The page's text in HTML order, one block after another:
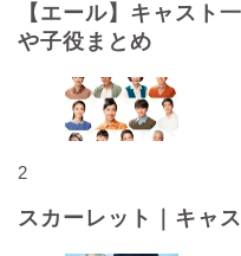
【エール】キャスト
や子役まとめ
2
スカーレット｜キャ